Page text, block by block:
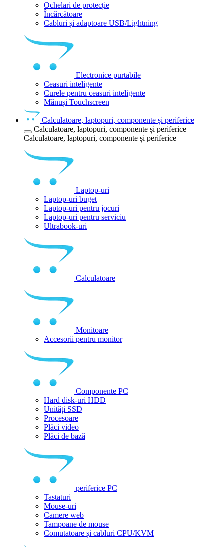
Ochelari de protecție
Încărcătoare
Cabluri și adaptoare USB/Lightning
Electronice purtabile
Ceasuri inteligente
Curele pentru ceasuri inteligente
Mănuși Touchscreen
Calculatoare, laptopuri, componente și periferice
Calculatoare, laptopuri, componente și periferice
Calculatoare, laptopuri, componente și periferice
Laptop-uri
Laptop-uri buget
Laptop-uri pentru jocuri
Laptop-uri pentru serviciu
Ultrabook-uri
Calculatoare
Monitoare
Accesorii pentru monitor
Componente PC
Hard disk-uri HDD
Unități SSD
Procesoare
Plăci video
Plăci de bază
periferice PC
Tastaturi
Mouse-uri
Camere web
Tampoane de mouse
Comutatoare și cabluri CPU/KVM